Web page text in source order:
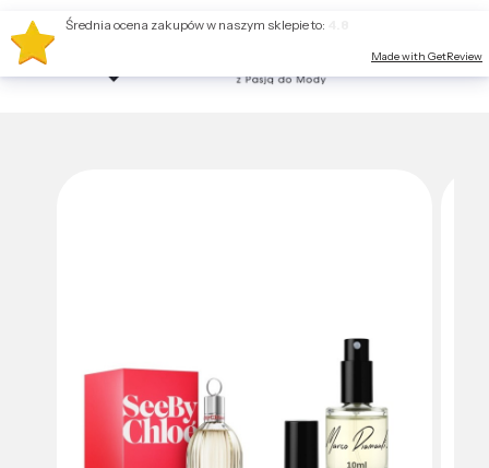
Średnia ocena zakupów w naszym sklepie to:
Made with GetReview